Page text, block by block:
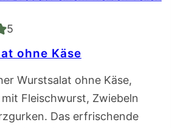
5
ohne Käse
Wurstsalat ohne Käse,
Fleischwurst, Zwiebeln
Das erfrischende